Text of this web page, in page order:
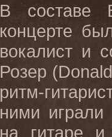
В составе
концерте
вокалист и
Розер (
ритм-
ними
на гитаре